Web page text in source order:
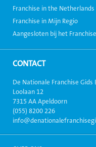
Franchise in the Netherlands
Franchise in Mijn Regio
Aangesloten bij het
CONTACT
De Nationale Franchise Gids
Loolaan 12
7315 AA Apeldoorn
(055) 8200 226